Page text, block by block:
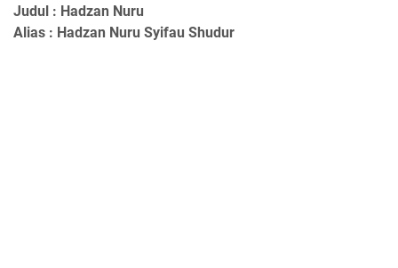
Judul : Hadzan Nuru
Alias : Hadzan Nuru Syifau Shudur